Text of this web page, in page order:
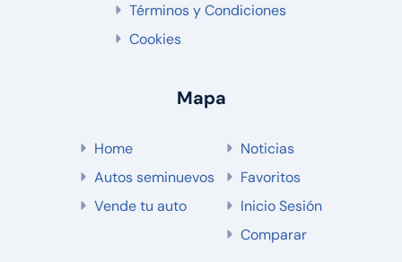
Términos y Condiciones
Cookies
Mapa
Home
Autos seminuevos
Vende tu auto
Noticias
Favoritos
Inicio Sesión
Comparar